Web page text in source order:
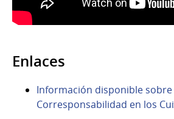
Enlaces
Información disponible sobre
Corresponsabilidad en los